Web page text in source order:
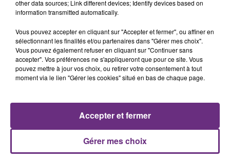
10h16
LE MAGASIN JOUÉCLUB DE REIMS FERME
SES PORTES
C'était l'une des institutions du centre-ville
rémois. Le magasin JouéClub est contraint de
other data sources; Link different devices; Identify devices based on
information transmitted automatically.
Vous pouvez accepter en cliquant sur "Accepter et fermer", ou affiner en
sélectionnant les finalités et/ou partenaires dans "Gérer mes choix".
Vous pouvez également refuser en cliquant sur "Continuer sans
accepter". Vos préférences ne s'appliqueront que pour ce site. Vous
pouvez mettre à jour vos choix, ou retirer votre consentement à tout
moment via le lien "Gérer les cookies" situé en bas de chaque page.
Gérer mes choix
Accepter et fermer